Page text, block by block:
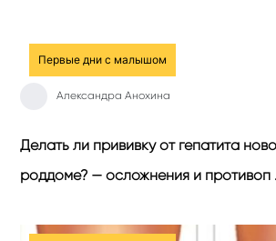
Первые дни с малышом
Александра Анохина
Делать ли прививку от гепатита
роддоме? — осложнения и противоп